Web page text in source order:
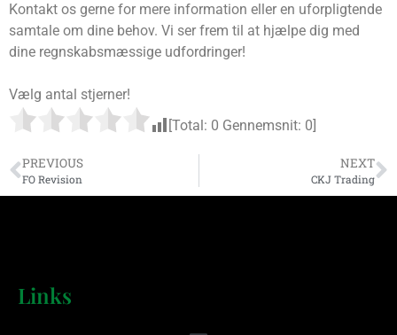
Kontakt os gerne for mere information eller en uforpligtende
samtale om dine behov. Vi ser frem til at hjælpe dig med
dine regnskabsmæssige udfordringer!
Vælg antal stjerner!
[Total: 0 Gennemsnit: 0
PREVIOUS
FO Revision
NEXT
CKJ Trading
Links